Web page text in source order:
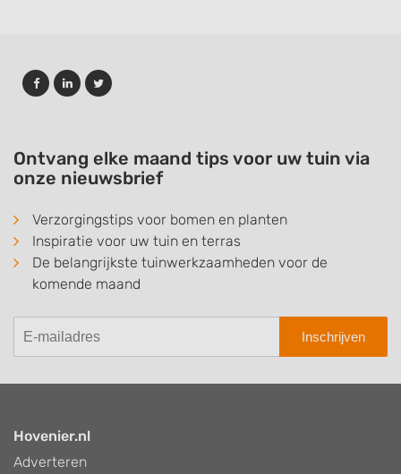
Ontvang elke maand tips voor uw tuin via
onze nieuwsbrief
Verzorgingstips voor bomen en planten
Inspiratie voor uw tuin en terras
De belangrijkste tuinwerkzaamheden voor de
komende maand
Inschrijven
Hovenier.nl
Adverteren